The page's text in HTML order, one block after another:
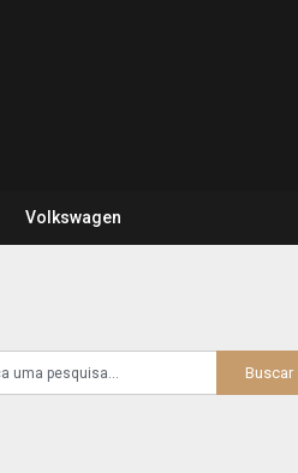
Volkswagen